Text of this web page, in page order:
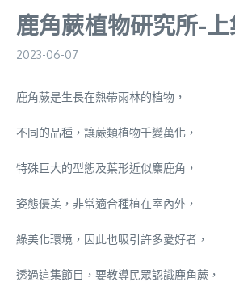
鹿角蕨植物研究所-上
2023-06-07
鹿角蕨是生長在熱帶雨林的植物，
不同的品種，讓蕨類植物千變萬化，
特殊巨大的型態及葉形近似麋鹿角，
姿態優美，非常適合種植在室內外，
綠美化環境，因此也吸引許多愛好者，
透過這集節目，要教導民眾認識鹿角蕨，